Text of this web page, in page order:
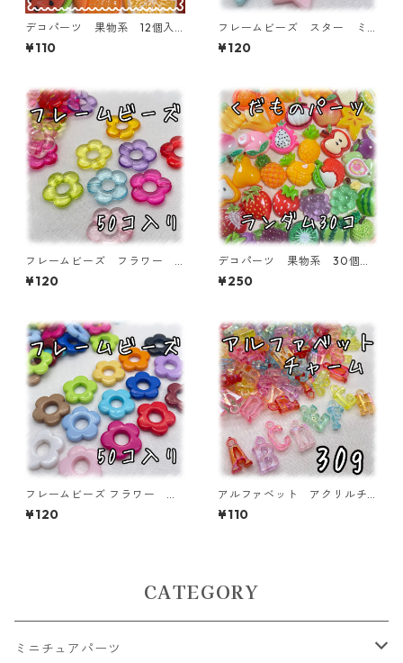
デコパーツ 果物系 12個入
り 貼り付けパーツ【DP-FU-
MIX12ｆ】
¥110
フレームビーズ スター ミ
ックス 30個入り【AB‐FU
07】
¥120
フレームビーズ フラワー
ミックス 50個入り【AB‐F
U11】
¥120
デコパーツ 果物系 30個入
り 貼り付けパーツ【DP-FU-
MIX-30ｆ】
¥250
フレームビーズ フラワー ミ
ックス 50個入り【AB‐FU1
5】
¥120
アルファベット アクリルチ
ャーム オーロラタイプ 30
ｇ 【ACM-EA-30G-AC】
¥110
CATEGORY
ミニチュアパーツ